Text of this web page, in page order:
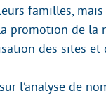
familles, mais
promotion de la
des sites et
l’analyse de